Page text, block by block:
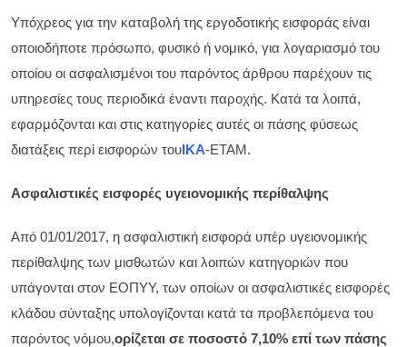
Υπόχρεος για την καταβολή της εργοδοτικής εισφοράς είναι
οποιοδήποτε πρόσωπο, φυσικό ή νομικό, για λογαριασμό του
οποίου οι ασφαλισμένοι του παρόντος άρθρου παρέχουν τις
υπηρεσίες τους περιοδικά έναντι παροχής. Κατά τα λοιπά,
εφαρμόζονται και στις κατηγορίες αυτές οι πάσης φύσεως
διατάξεις περί εισφορών τουΙΚΑ-ΕΤΑΜ.
Ασφαλιστικές εισφορές υγειονομικής περίθαλψης
Από 01/01/2017, η ασφαλιστική εισφορά υπέρ υγειονομικής
περίθαλψης των μισθωτών και λοιπών κατηγοριών που
υπάγονται στον ΕΟΠΥΥ, των οποίων οι ασφαλιστικές εισφορές
κλάδου σύνταξης υπολογίζονται κατά τα προβλεπόμενα του
παρόντος νόμου,ορίζεται σε ποσοστό 7,10% επί των πάσης